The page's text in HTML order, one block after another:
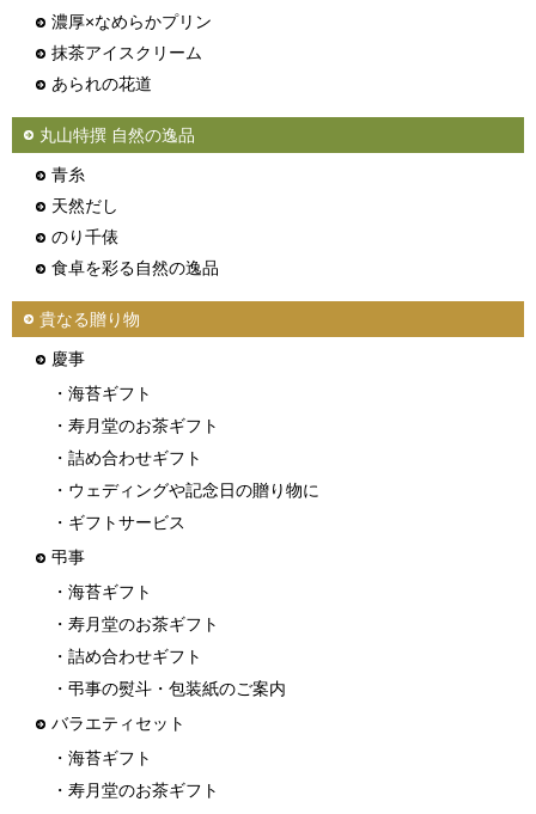
濃厚×なめらかプリン
抹茶アイスクリーム
あられの花道
丸山特撰 自然の逸品
青糸
天然だし
のり千俵
食卓を彩る自然の逸品
貴なる贈り物
慶事
・海苔ギフト
・寿月堂のお茶ギフト
・詰め合わせギフト
・ウェディングや記念日の贈り物に
・ギフトサービス
弔事
・海苔ギフト
・寿月堂のお茶ギフト
・詰め合わせギフト
・弔事の熨斗・包装紙のご案内
バラエティセット
・海苔ギフト
・寿月堂のお茶ギフト